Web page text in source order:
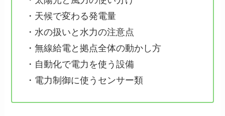
・天候で変わる発電量
・水の扱いと水力の注意点
・無線給電と拠点全体の動かし方
・自動化で電力を使う設備
・電力制御に使うセンサー類